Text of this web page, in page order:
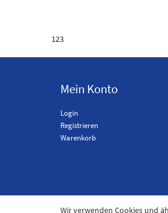
123
Mein Konto
Login
Registrieren
Warenkorb
Wir verwenden Cookies und